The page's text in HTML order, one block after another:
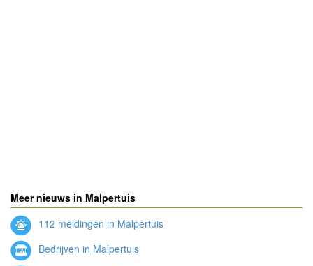
Meer nieuws in Malpertuis
112 meldingen in Malpertuis
Bedrijven in Malpertuis